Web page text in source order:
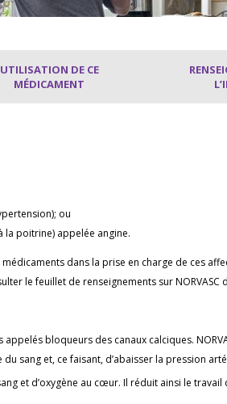
UTILISATION DE CE
MÉDICAMENT
ou
la poitrine) appelée angine.
médicaments dans la prise en charge de ces
le feuillet de renseignements sur NORVASC
bloqueurs des canaux calciques.
sang et, ce faisant, d’abaisser la pression
et d’oxygène au cœur. Il réduit ainsi le